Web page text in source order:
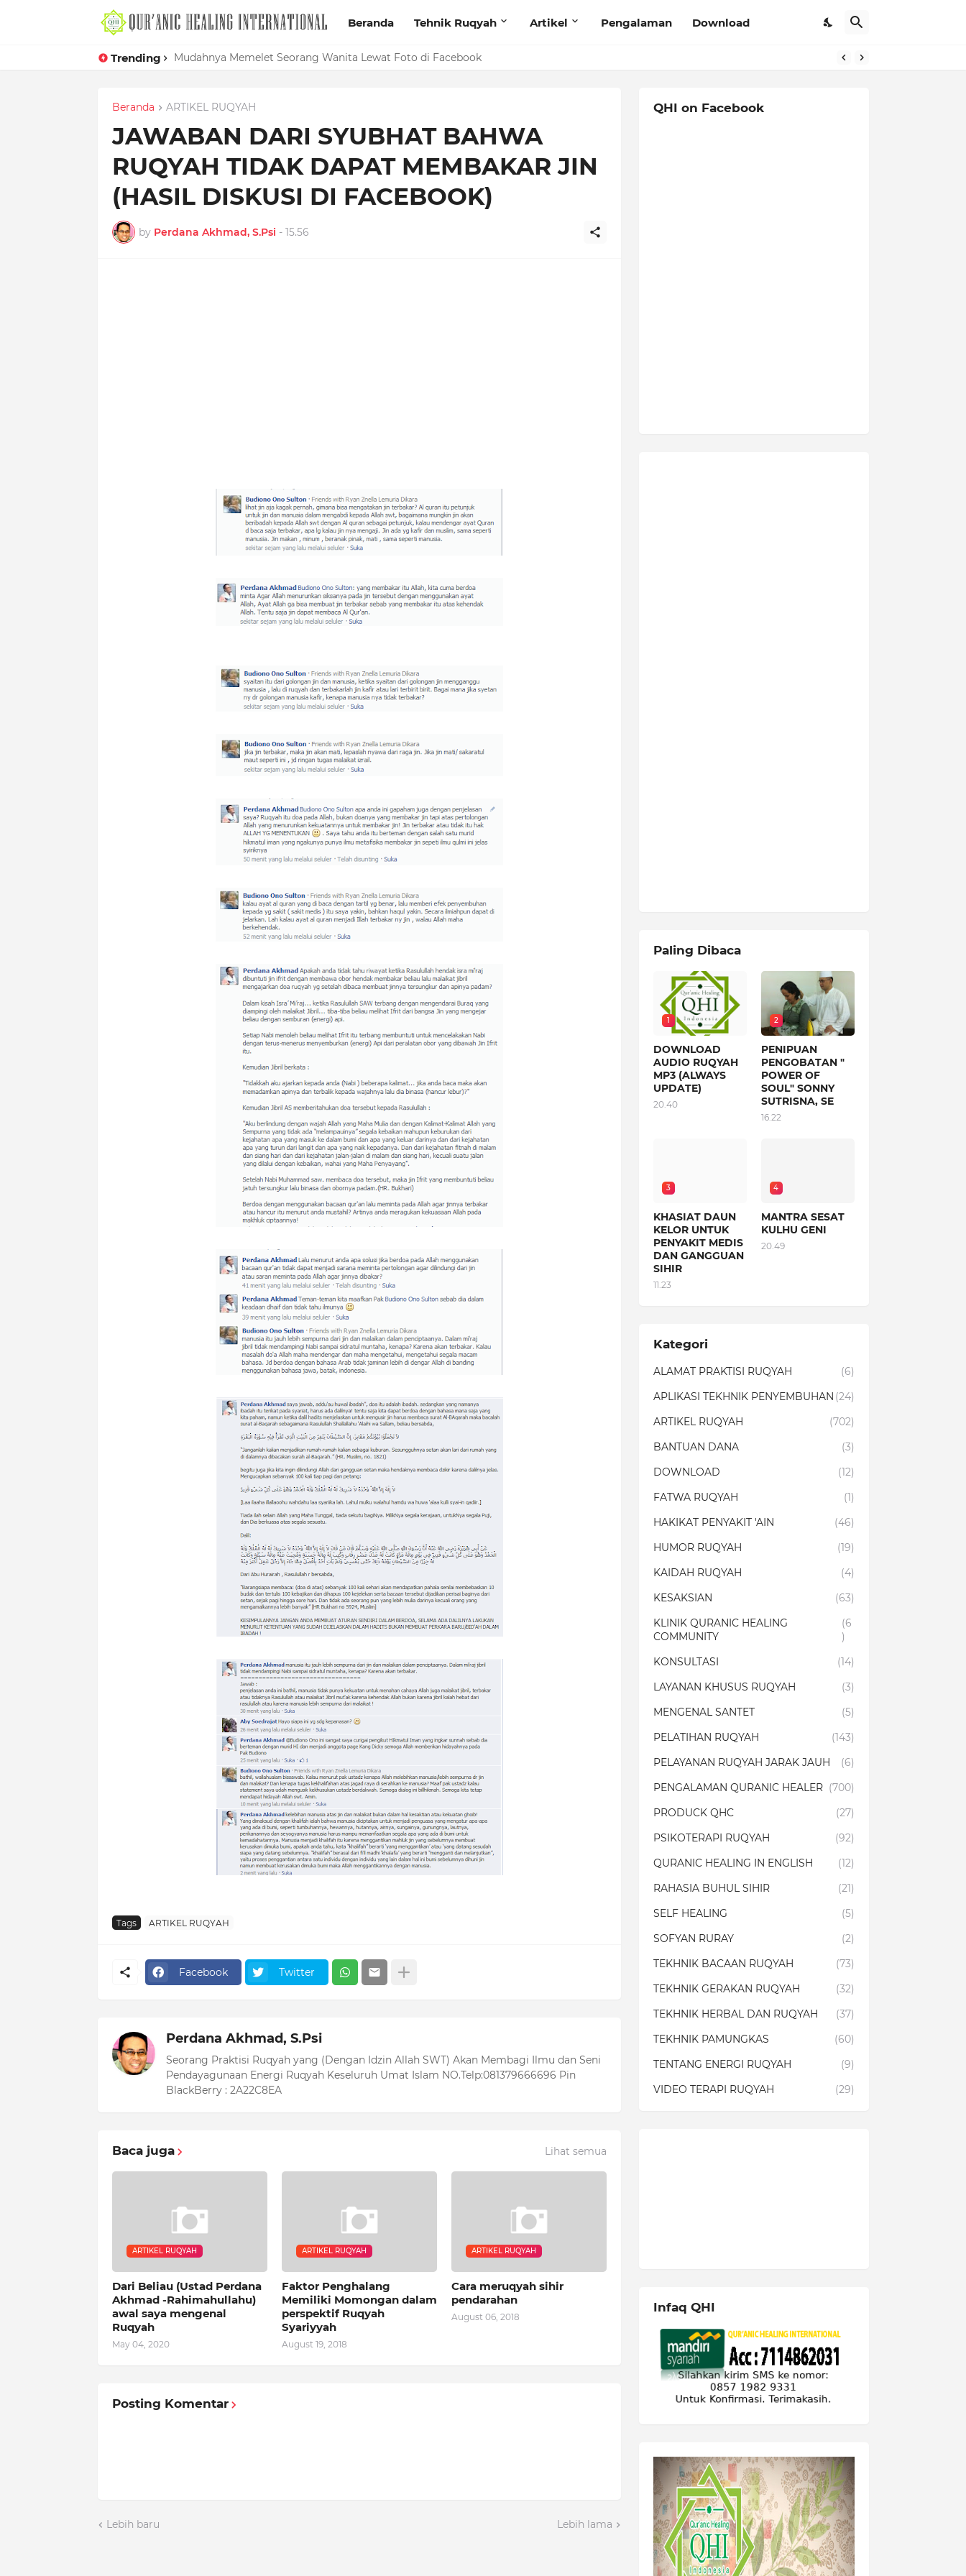
Beranda Tehnik Ruqyah Artikel Pengalaman Download
Trending Mudahnya Memelet Seorang Wanita Lewat Foto di Facebook
Beranda ARTIKEL RUQYAH
JAWABAN DARI SYUBHAT BAHWA
RUQYAH TIDAK DAPAT MEMBAKAR JIN
(HASIL DISKUSI DI FACEBOOK)
by Perdana Akhmad, S.Psi - 15.56
Tags ARTIKEL RUQYAH
Facebook Twitter
Perdana Akhmad, S.Psi
Seorang Praktisi Ruqyah yang (Dengan Idzin Allah SWT) Akan Membagi Ilmu dan Seni
Pendayagunaan Energi Ruqyah Keseluruh Umat Islam NO.Telp:081379666696 Pin
BlackBerry : 2A22C8EA
Baca juga Lihat semua
ARTIKEL RUQYAH
Dari Beliau (Ustad Perdana
Akhmad -Rahimahullahu)
awal saya mengenal
Ruqyah
May 04, 2020
ARTIKEL RUQYAH
Faktor Penghalang
Memiliki Momongan dalam
perspektif Ruqyah
Syariyyah
August 19, 2018
ARTIKEL RUQYAH
Cara meruqyah sihir
pendarahan
August 06, 2018
Posting Komentar
Lebih baru Lebih lama
QHI on Facebook
Paling Dibaca
1
DOWNLOAD
AUDIO RUQYAH
MP3 (ALWAYS
UPDATE)
20.40
2
PENIPUAN
PENGOBATAN "
POWER OF
SOUL" SONNY
SUTRISNA, SE
16.22
3
KHASIAT DAUN
KELOR UNTUK
PENYAKIT MEDIS
DAN GANGGUAN
SIHIR
11.23
4
MANTRA SESAT
KULHU GENI
20.49
Kategori
ALAMAT PRAKTISI RUQYAH
(6)
APLIKASI TEKHNIK PENYEMBUHAN (24)
ARTIKEL RUQYAH
(702)
BANTUAN DANA
(3)
DOWNLOAD
(12)
FATWA RUQYAH
(1)
HAKIKAT PENYAKIT 'AIN
(46)
HUMOR RUQYAH
(19)
KAIDAH RUQYAH
(4)
KESAKSIAN
(63)
KLINIK QURANIC HEALING
COMMUNITY
(6
)
KONSULTASI
(14)
LAYANAN KHUSUS RUQYAH
(3)
MENGENAL SANTET
(5)
PELATIHAN RUQYAH
(143)
PELAYANAN RUQYAH JARAK JAUH
(6)
PENGALAMAN QURANIC HEALER (700)
PRODUCK QHC
(27)
PSIKOTERAPI RUQYAH
(92)
QURANIC HEALING IN ENGLISH
(12)
RAHASIA BUHUL SIHIR
(21)
SELF HEALING
(5)
SOFYAN RURAY
(2)
TEKHNIK BACAAN RUQYAH
(73)
TEKHNIK GERAKAN RUQYAH
(32)
TEKHNIK HERBAL DAN RUQYAH
(37)
TEKHNIK PAMUNGKAS
(60)
TENTANG ENERGI RUQYAH
(9)
VIDEO TERAPI RUQYAH
(29)
Infaq QHI